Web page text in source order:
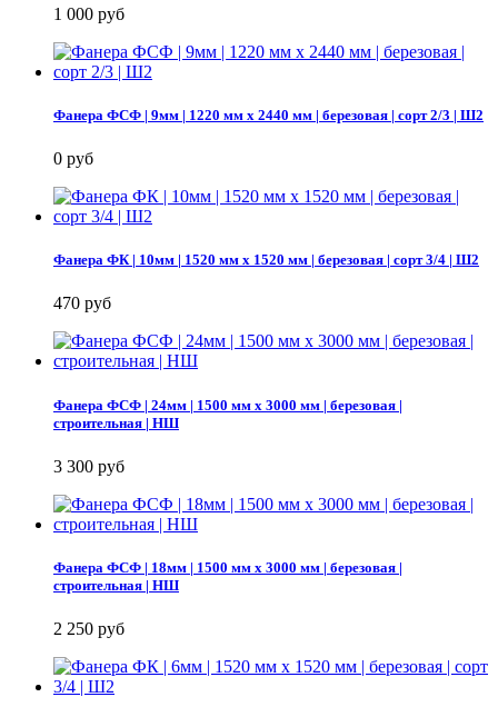
1 000 руб
Фанера ФСФ | 9мм | 1220 мм х 2440 мм | березовая | сорт 2/3 | Ш2
0 руб
Фанера ФК | 10мм | 1520 мм х 1520 мм | березовая | сорт 3/4 | Ш2
470 руб
Фанера ФСФ | 24мм | 1500 мм х 3000 мм | березовая |
строительная | НШ
3 300 руб
Фанера ФСФ | 18мм | 1500 мм х 3000 мм | березовая |
строительная | НШ
2 250 руб